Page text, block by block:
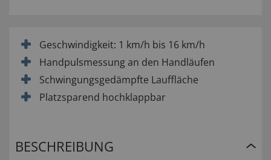
Geschwindigkeit: 1 km/h bis 16 km/h
Handpulsmessung an den Handläufen
Schwingungsgedämpfte Lauffläche
Platzsparend hochklappbar
BESCHREIBUNG